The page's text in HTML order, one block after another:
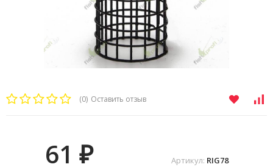
(0) Оставить отзыв
Артикул: RIG78
61 ₽